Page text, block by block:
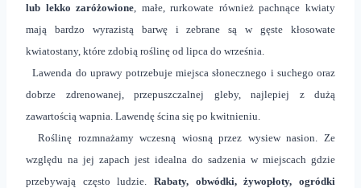
lub lekko zaróżowione , małe, rurkowate również pachnące kwiaty
mają bardzo wyrazistą barwę i zebrane są w gęste kłosowate
kwiatostany, które zdobią roślinę od lipca do września.
Lawenda do uprawy potrzebuje miejsca słonecznego i suchego oraz
dobrze zdrenowanej, przepuszczalnej gleby, najlepiej z dużą
zawartością wapnia. Lawendę ścina się po kwitnieniu.
Roślinę rozmnażamy wczesną wiosną przez wysiew nasion. Ze
względu na jej zapach jest idealna do sadzenia w miejscach gdzie
przebywają często ludzie. Rabaty, obwódki, żywopłoty, ogródki